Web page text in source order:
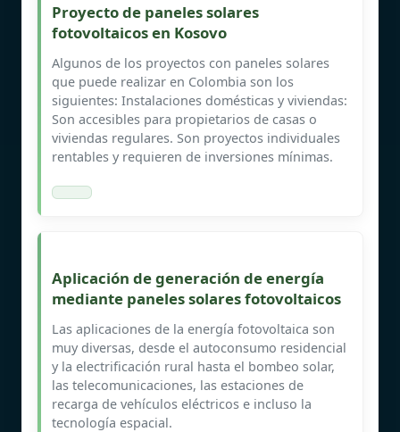
Proyecto de paneles solares
fotovoltaicos en Kosovo
Algunos de los proyectos con paneles solares
que puede realizar en Colombia son los
siguientes: Instalaciones domésticas y viviendas:
Son accesibles para propietarios de casas o
viviendas regulares. Son proyectos individuales
rentables y requieren de inversiones mínimas.
Aplicación de generación de energía
mediante paneles solares fotovoltaicos
Las aplicaciones de la energía fotovoltaica son
muy diversas, desde el autoconsumo residencial
y la electrificación rural hasta el bombeo solar,
las telecomunicaciones, las estaciones de
recarga de vehículos eléctricos e incluso la
tecnología espacial.